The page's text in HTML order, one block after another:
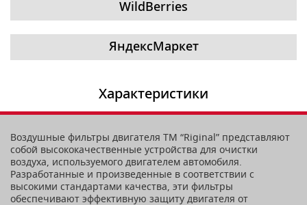
WildBerries
ЯндексМаркет
Характеристики
Воздушные фильтры двигателя ТМ “Riginal” представляют
собой высококачественные устройства для очистки
воздуха, используемого двигателем автомобиля.
Разработанные и произведенные в соответствии с
высокими стандартами качества, эти фильтры
обеспечивают эффективную защиту двигателя от